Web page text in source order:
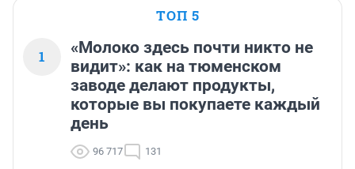
ТОП 5
1
«Молоко здесь почти никто не
видит»: как на тюменском
заводе делают продукты,
которые вы покупаете каждый
день
96 717 131